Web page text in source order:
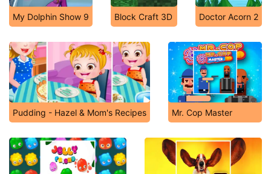
My Dolphin Show 9 Block Craft 3D Doctor Acorn 2
Pudding - Hazel & Mom's Recipes Mr. Cop Master